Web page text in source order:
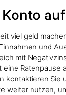
viel geld
und
mit
kontaktieren
weiter nutzen,